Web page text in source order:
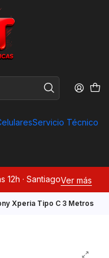
Servicio Técnico
12h · SantiagoVer más
Xperia Tipo C 3 Metros